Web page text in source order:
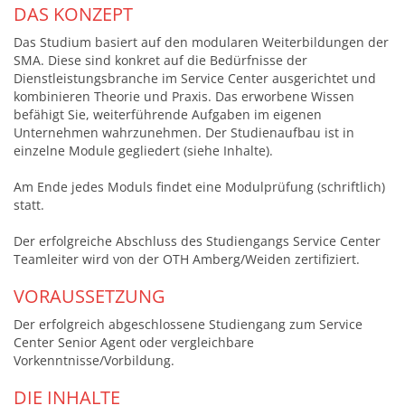
DAS KONZEPT
Das Studium basiert auf den modularen Weiterbildungen der
SMA. Diese sind konkret auf die Bedürfnisse der
Dienstleistungsbranche im Service Center ausgerichtet und
kombinieren Theorie und Praxis. Das erworbene Wissen
befähigt Sie, weiterführende Aufgaben im eigenen
Unternehmen wahrzunehmen. Der Studienaufbau ist in
einzelne Module gegliedert (siehe Inhalte).
Am Ende jedes Moduls findet eine Modulprüfung (schriftlich)
statt.
Der erfolgreiche Abschluss des Studiengangs Service Center
Teamleiter wird von der OTH Amberg/Weiden zertifiziert.
VORAUSSETZUNG
Der erfolgreich abgeschlossene Studiengang zum Service
Center Senior Agent oder vergleichbare
Vorkenntnisse/Vorbildung.
DIE INHALTE